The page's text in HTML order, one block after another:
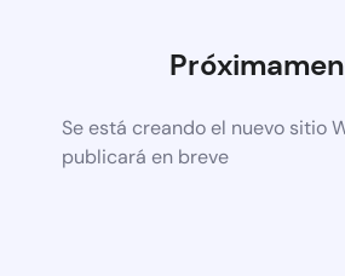
Se está creando el nuevo sitio
publicará en breve